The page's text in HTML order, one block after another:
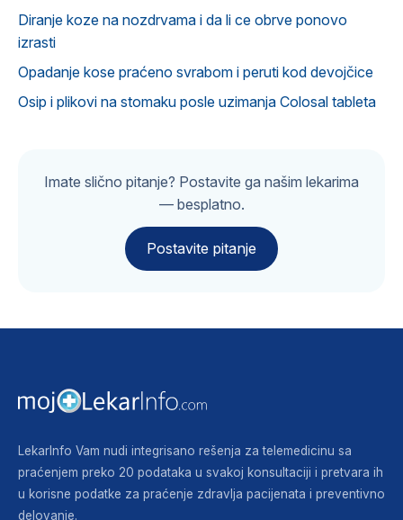
Diranje koze na nozdrvama i da li ce obrve ponovo
izrasti
Opadanje kose praćeno svrabom i peruti kod devojčice
Osip i plikovi na stomaku posle uzimanja Colosal tableta
Imate slično pitanje? Postavite ga našim lekarima
— besplatno.
Postavite pitanje
LekarInfo Vam nudi integrisano rešenja za telemedicinu sa
praćenjem preko 20 podataka u svakoj konsultaciji i pretvara ih
u korisne podatke za praćenje zdravlja pacijenata i preventivno
delovanje.